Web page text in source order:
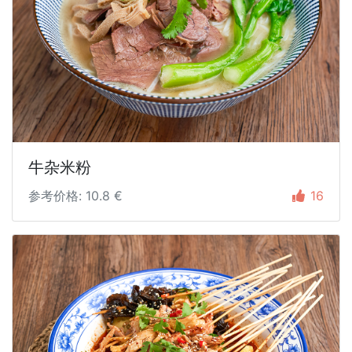
牛杂米粉
参考价格: 10.8 € 16